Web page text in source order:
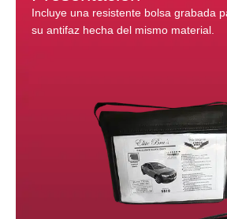
Incluye una resistente bolsa grabada
su antifaz hecha del mismo material.